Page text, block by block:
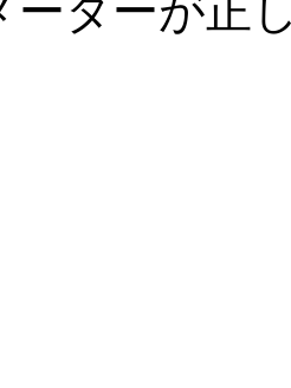
ーターが正